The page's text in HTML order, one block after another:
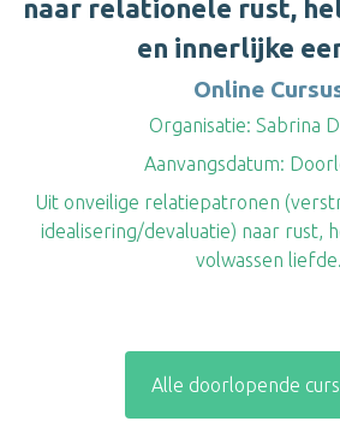
naar relationele rust,
en innerlijke
Online
Organisatie: Sabrina
Aanvangsdatum:
Uit onveilige relatiepatronen
idealisering/devaluatie) naar rust,
volwassen liefde.
Alle doorlopende